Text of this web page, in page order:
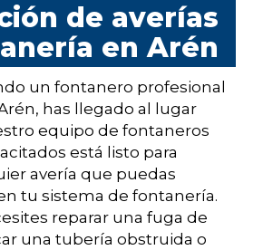
de averías
en Arén
un fontanero profesional
has llegado al lugar
equipo de fontaneros
está listo para
avería que puedas
tu sistema de fontanería.
reparar una fuga de
una tubería obstruida o